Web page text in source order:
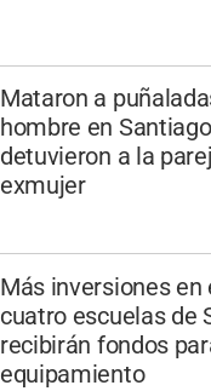
Mataron a
hombre en
detuvieron a la
exmujer
Más inversiones en
cuatro escuelas de
recibirán fondos
equipamiento